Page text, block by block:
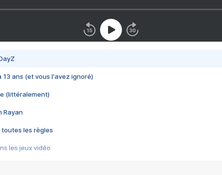
13 ans (et vous l'avez ignoré)
(littéralement)
Rayan
toutes les règles
les jeux vidéo